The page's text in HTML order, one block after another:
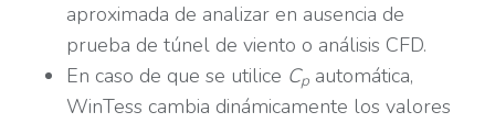
aproximada de analizar en ausencia de
prueba de túnel de viento o análisis CFD.
En caso de que se utilice Cp automática,
WinTess cambia dinámicamente los valores